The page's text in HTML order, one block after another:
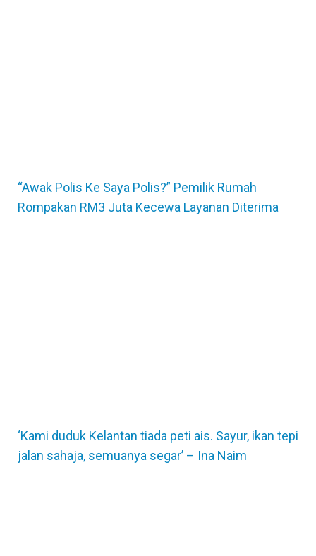
“Awak Polis Ke Saya Polis?” Pemilik Rumah
Rompakan RM3 Juta Kecewa Layanan Diterima
‘Kami duduk Kelantan tiada peti ais. Sayur, ikan tepi
jalan sahaja, semuanya segar’ – Ina Naim